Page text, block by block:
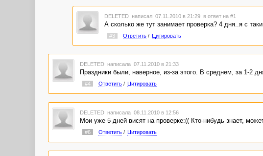
DELETED написал 07.11.2010 в 21:29 в ответ на #1
А сколько же тут занимает проверка? 4 дня..я с
#3 Ответить/ Цитировать
DELETED написала 07.11.2010 в 21:33
Праздники были, наверное, из-за этого. В среднем, за 1-2
#4 Ответить/ Цитировать
DELETED написала 08.11.2010 в 12:56
Мои уже 5 дней висят на проверке:(( Кто-нибудь знает,
#6 Ответить/ Цитировать